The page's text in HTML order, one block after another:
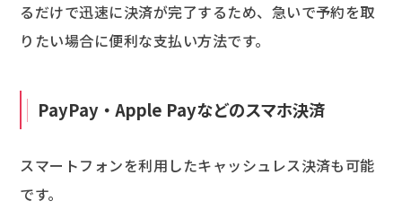
るだけで迅速に決済が完了するため、急いで予約を取
りたい場合に便利な支払い方法です。
PayPay・Apple Payなどのスマホ決済
スマートフォンを利用したキャッシュレス決済も可能
です。